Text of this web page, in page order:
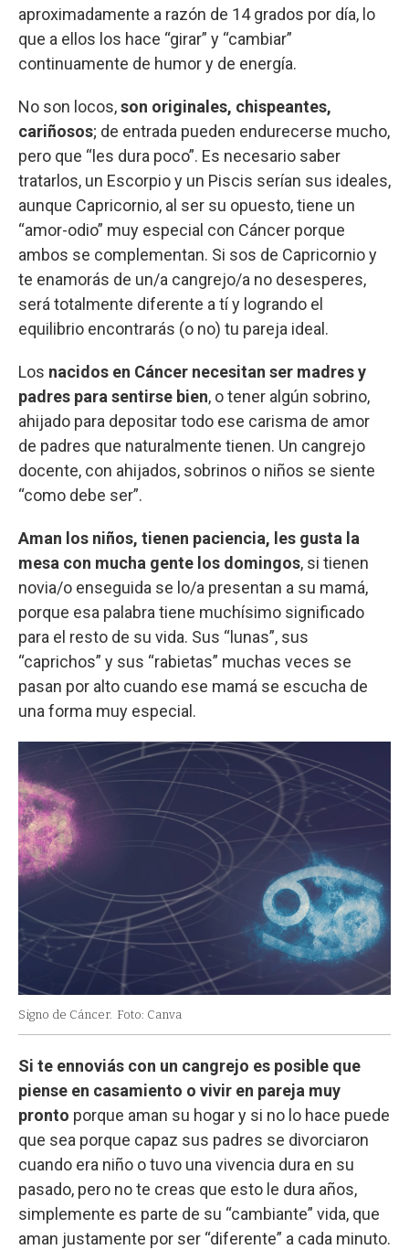
aproximadamente a razón de 14 grados por día, lo
que a ellos los hace “girar” y “cambiar”
continuamente de humor y de energía.
No son locos,son originales, chispeantes,
cariñosos; de entrada pueden endurecerse mucho,
pero que “les dura poco”. Es necesario saber
tratarlos, un Escorpio y un Piscis serían sus ideales,
aunque Capricornio, al ser su opuesto, tiene un
“amor-odio” muy especial con Cáncer porque
ambos se complementan. Si sos de Capricornio y
te enamorás de un/a cangrejo/a no desesperes,
será totalmente diferente a tí y logrando el
equilibrio encontrarás (o no) tu pareja ideal.
Los nacidos en Cáncer necesitan ser madres y
padres para sentirse bien, o tener algún sobrino,
ahijado para depositar todo ese carisma de amor
de padres que naturalmente tienen. Un cangrejo
docente, con ahijados, sobrinos o niños se siente
“como debe ser”.
Aman los niños, tienen paciencia, les gusta la
mesa con mucha gente los domingos, si tienen
novia/o enseguida se lo/a presentan a su mamá,
porque esa palabra tiene muchísimo significado
para el resto de su vida. Sus “lunas”, sus
“caprichos” y sus “rabietas” muchas veces se
pasan por alto cuando ese mamá se escucha de
una forma muy especial.
Signo de Cáncer. Foto: Canva
Si te ennoviás con un cangrejo es posible que
piense en casamiento o vivir en pareja muy
pronto porque aman su hogar y si no lo hace puede
que sea porque capaz sus padres se divorciaron
cuando era niño o tuvo una vivencia dura en su
pasado, pero no te creas que esto le dura años,
simplemente es parte de su “cambiante” vida, que
aman justamente por ser “diferente” a cada minuto.